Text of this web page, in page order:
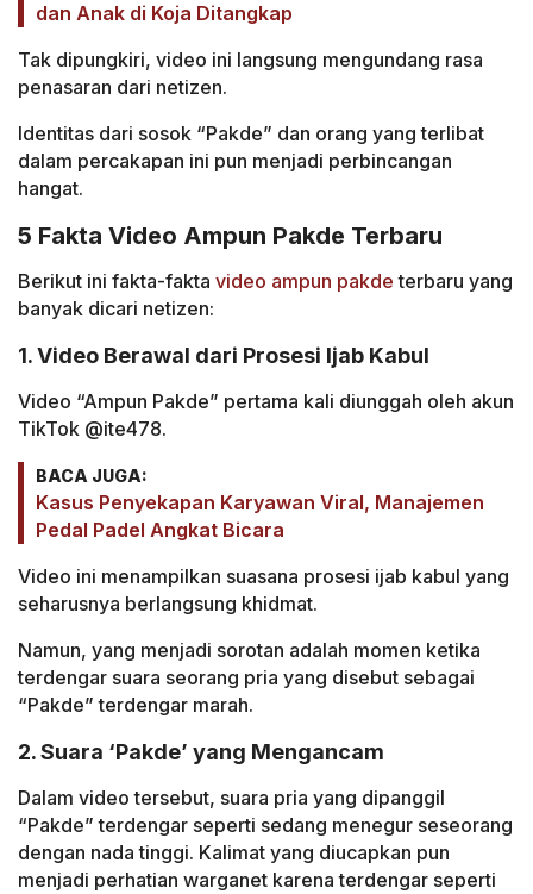
dan Anak di Koja Ditangkap
Tak dipungkiri, video ini langsung mengundang rasa
penasaran dari netizen.
Identitas dari sosok “Pakde” dan orang yang terlibat
dalam percakapan ini pun menjadi perbincangan
hangat.
5 Fakta Video Ampun Pakde Terbaru
Berikut ini fakta-fakta video ampun pakde terbaru yang
banyak dicari netizen:
1. Video Berawal dari Prosesi Ijab Kabul
Video “Ampun Pakde” pertama kali diunggah oleh akun
TikTok @ite478.
BACA JUGA:
Kasus Penyekapan Karyawan Viral, Manajemen
Pedal Padel Angkat Bicara
Video ini menampilkan suasana prosesi ijab kabul yang
seharusnya berlangsung khidmat.
Namun, yang menjadi sorotan adalah momen ketika
terdengar suara seorang pria yang disebut sebagai
“Pakde” terdengar marah.
2. Suara ‘Pakde’ yang Mengancam
Dalam video tersebut, suara pria yang dipanggil
“Pakde” terdengar seperti sedang menegur seseorang
dengan nada tinggi. Kalimat yang diucapkan pun
menjadi perhatian warganet karena terdengar seperti